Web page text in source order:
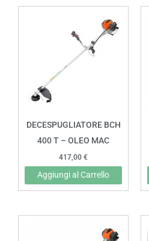
DECESPUGLIATORE BCH
400 T – OLEO MAC
417,00 €
Aggiungi al Carrello